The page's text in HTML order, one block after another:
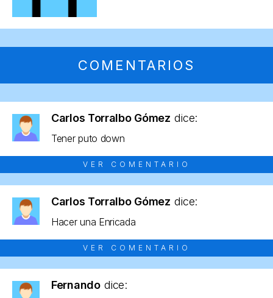
COMENTARIOS
Carlos Torralbo Gómez dice:
Tener puto down
VER COMENTARIO
Carlos Torralbo Gómez dice:
Hacer una Enricada
VER COMENTARIO
Fernando dice: